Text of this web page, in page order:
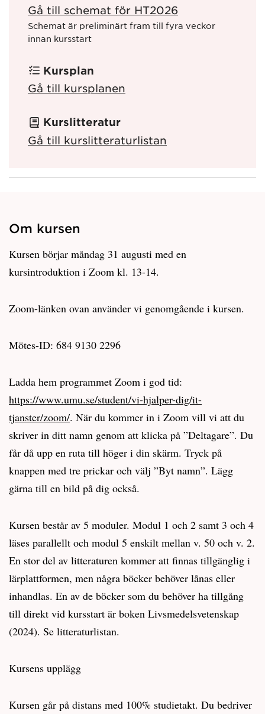
Gå till schemat för HT2026
Schemat är preliminärt fram till fyra veckor
innan kursstart
Kursplan
Gå till kursplanen
Kurslitteratur
Gå till kurslitteraturlistan
Om kursen
Kursen börjar måndag 31 augusti med en
kursintroduktion i Zoom kl. 13-14.
Zoom-länken ovan använder vi genomgående i kursen.
Mötes-ID: 684 9130 2296
Ladda hem programmet Zoom i god tid:
https://www.umu.se/student/vi-hjalper-dig/it-
tjanster/zoom/. När du kommer in i Zoom vill vi att du
skriver in ditt namn genom att klicka på ”Deltagare”. Du
får då upp en ruta till höger i din skärm. Tryck på
knappen med tre prickar och välj ”Byt namn”. Lägg
gärna till en bild på dig också.
Kursen består av 5 moduler. Modul 1 och 2 samt 3 och 4
läses parallellt och modul 5 enskilt mellan v. 50 och v. 2.
En stor del av litteraturen kommer att finnas tillgänglig i
lärplattformen, men några böcker behöver lånas eller
inhandlas. En av de böcker som du behöver ha tillgång
till direkt vid kursstart är boken Livsmedelsvetenskap
(2024). Se litteraturlistan.
Kursens upplägg
Kursen går på distans med 100% studietakt. Du bedriver